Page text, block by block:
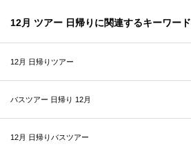
12月 ツアー 日帰りに関連するキーワード
12月 日帰りツアー
バスツアー 日帰り 12月
12月 日帰りバスツアー